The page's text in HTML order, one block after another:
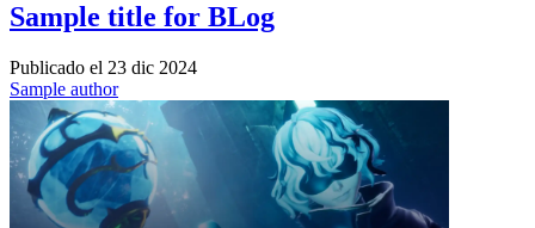
Sample title for BLog
Publicado el 23 dic 2024
Sample author